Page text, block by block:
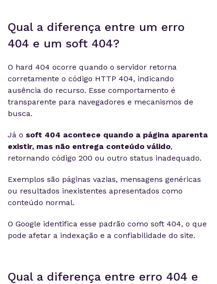
Qual a diferença entre um erro
404 e um soft 404?
O hard 404 ocorre quando o servidor retorna
corretamente o código HTTP 404, indicando
ausência do recurso. Esse comportamento é
transparente para navegadores e mecanismos de
busca.
Já o soft 404 acontece quando a página aparenta
existir, mas não entrega conteúdo válido,
retornando código 200 ou outro status inadequado.
Exemplos são páginas vazias, mensagens genéricas
ou resultados inexistentes apresentados como
conteúdo normal.
O Google identifica esse padrão como soft 404, o que
pode afetar a indexação e a confiabilidade do site.
Qual a diferença entre erro 404 e